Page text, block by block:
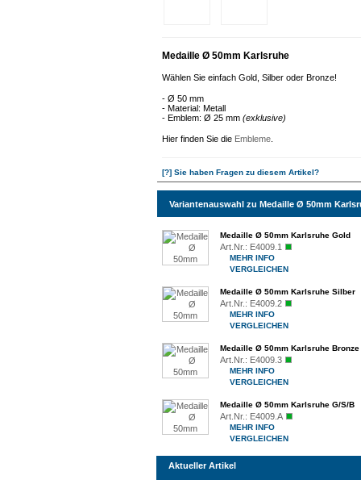
Medaille Ø 50mm Karlsruhe
Wählen Sie einfach Gold, Silber oder Bronze!
- Ø 50 mm
- Material: Metall
- Emblem: Ø 25 mm (exklusive)
Hier finden Sie die Embleme
[?] Sie haben Fragen zu diesem Artikel?
Variantenauswahl zu Medaille Ø 50mm
Medaille Ø 50mm Karlsruhe Gold
Art.Nr.: E4009.1
MEHR INFO
VERGLEICHEN
Medaille Ø 50mm Karlsruhe Silber
Art.Nr.: E4009.2
MEHR INFO
VERGLEICHEN
Medaille Ø 50mm Karlsruhe Bronze
Art.Nr.: E4009.3
MEHR INFO
VERGLEICHEN
Medaille Ø 50mm Karlsruhe G/S/B
Art.Nr.: E4009.A
MEHR INFO
VERGLEICHEN
Aktueller Artikel